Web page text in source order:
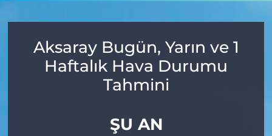
Aksaray Bugün, Yarın ve 1
Haftalık Hava Durumu
Tahmini
ŞU AN